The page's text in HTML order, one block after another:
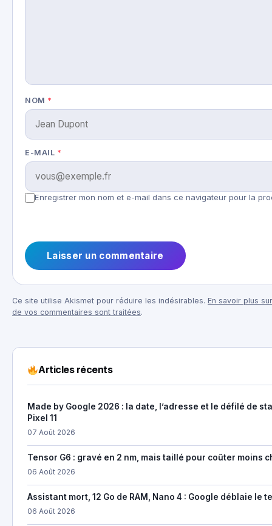
NOM *
E-MAIL *
Enregistrer mon nom et e-mail dans ce navigateur pour la
Ce site utilise Akismet pour réduire les indésirables. En savoir plus
de vos commentaires sont traitées.
Articles récents
Made by Google 2026 : la date, l’adresse et le défilé de
Pixel 11
07 Août 2026
Tensor G6 : gravé en 2 nm, mais taillé pour coûter moins
06 Août 2026
Assistant mort, 12 Go de RAM, Nano 4 : Google déblaie le
06 Août 2026